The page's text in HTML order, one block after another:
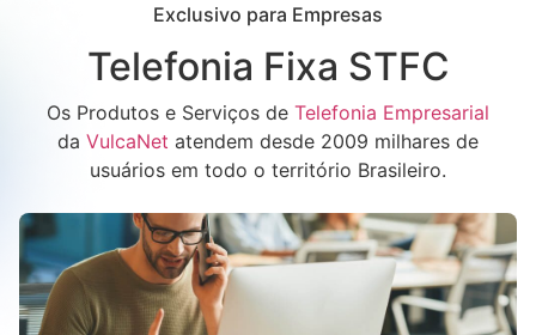
Exclusivo para Empresas
Telefonia Fixa STFC
Os Produtos e Serviços de Telefonia Empresarial
da VulcaNet atendem desde 2009 milhares de
usuários em todo o território Brasileiro.